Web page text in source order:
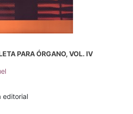
PARA ÓRGANO, VOL. IV
editorial